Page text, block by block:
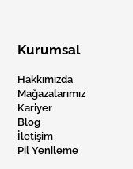
Kurumsal
Hakkımızda
Mağazalarımız
Kariyer
Blog
İletişim
Pil Yenileme